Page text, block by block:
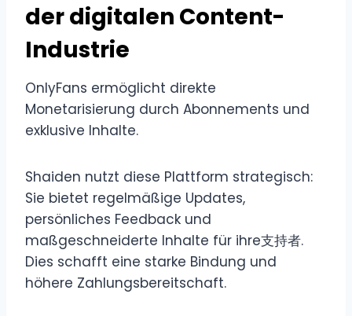
der digitalen Content-
Industrie
OnlyFans ermöglicht direkte
Monetarisierung durch Abonnements und
exklusive Inhalte.
Shaiden nutzt diese Plattform strategisch:
Sie bietet regelmäßige Updates,
persönliches Feedback und
maßgeschneiderte Inhalte für ihre支持者.
Dies schafft eine starke Bindung und
höhere Zahlungsbereitschaft.